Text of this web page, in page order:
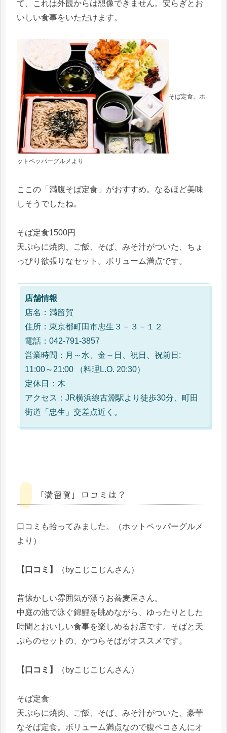
て、これは外観からは想像できません。安らぎとお
いしい食事をいただけます。
そば定食。ホ
ットペッパーグルメより
ここの「満腹そば定食」がおすすめ。なるほど美味
しそうでしたね。
そば定食1500円
天ぷらに焼肉、ご飯、そば、みそ汁がついた、ちょ
っぴり欲張りなセット。ボリューム満点です。
店舗情報
店名：満留賀
住所：東京都町田市忠生３－３－１２
電話：042-791-3857
営業時間：月～水、金～日、祝日、祝前日:
11:00～21:00 （料理L.O. 20:30）
定休日：木
アクセス：JR横浜線古淵駅より徒歩30分、町田
街道「忠生」交差点近く。
「満留賀」口コミは？
口コミも拾ってみました。（ホットペッパーグルメ
より）
【口コミ】 （byこじこじんさん）
昔懐かしい雰囲気が漂うお蕎麦屋さん。
中庭の池で泳ぐ錦鯉を眺めながら、ゆったりとした
時間とおいしい食事を楽しめるお店です。そばと天
ぷらのセットの、かつらそばがオススメです。
【口コミ】 （byこじこじんさん）
そば定食
天ぷらに焼肉、ご飯、そば、みそ汁がついた、豪華
なそば定食。ボリューム満点なので腹ペコさんにオ